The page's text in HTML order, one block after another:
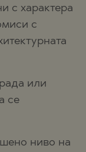
с характера
с
или
се
ниво на